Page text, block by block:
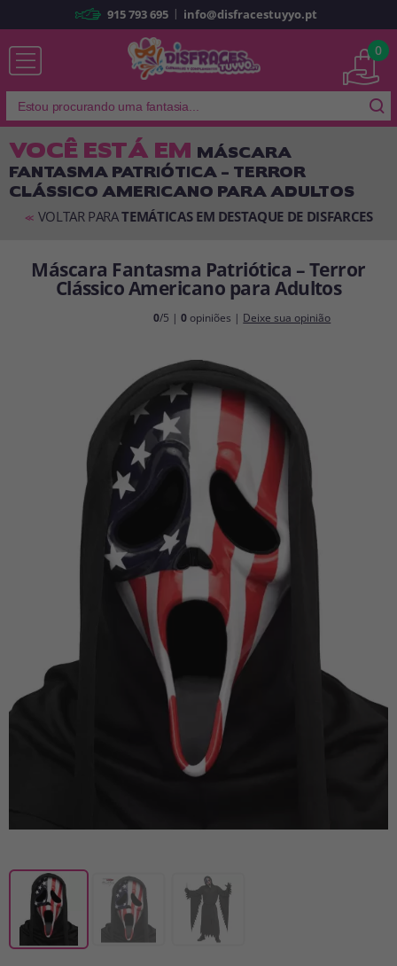
Já sou cliente
Lembrar-me Esqueceu sua senha?
ENTRAR
É a minha primeira vez
Sou novo
compras rapidamente em nossa loja virtual, verificar o status de seus
pedidos e consultar suas operações anteriores.
Vá em frente! Estávamos esperando por você.
CRIAR CONTA
915 793 695 | info@disfracestuyyo.pt
0
VOCÊ ESTÁ EM MÁSCARA
FANTASMA PATRIÓTICA – TERROR
CLÁSSICO AMERICANO PARA ADULTOS
<< VOLTAR PARATEMÁTICAS EM DESTAQUE DE DISFARCES
Máscara Fantasma Patriótica – Terror
Clássico Americano para Adultos
0/5 |0 opiniões | Deixe sua opinião